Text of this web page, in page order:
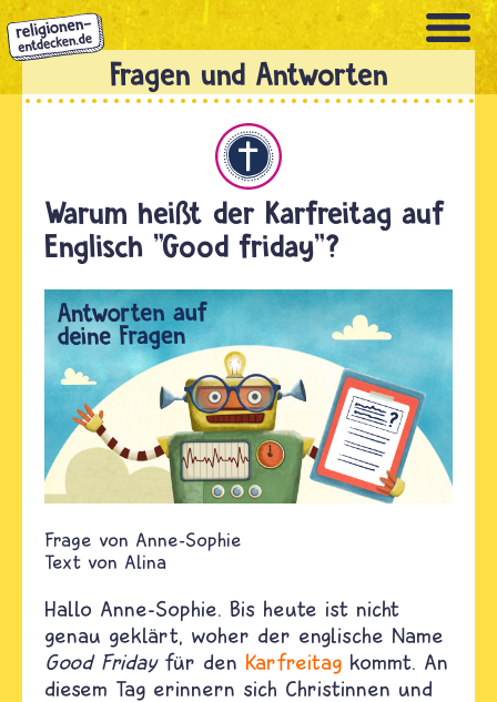
Direkt
zum
Inhalt
Warum heißt der Karfreitag auf
Englisch "Good friday"?
Anne-Sophie
Text von Alina
Hallo Anne-Sophie. Bis heute ist nicht
genau geklärt, woher der englische Name
Good Fridayfür den Karfreitag kommt. An
diesem Tag erinnern sich Christinnen und